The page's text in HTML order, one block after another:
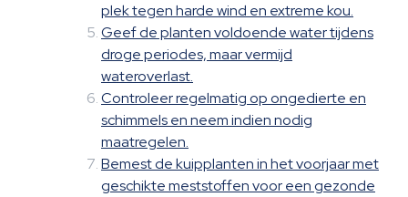
plek tegen harde wind en extreme kou.
Geef de planten voldoende water tijdens
droge periodes, maar vermijd
wateroverlast.
Controleer regelmatig op ongedierte en
schimmels en neem indien nodig
maatregelen.
Bemest de kuipplanten in het voorjaar met
geschikte meststoffen voor een gezonde